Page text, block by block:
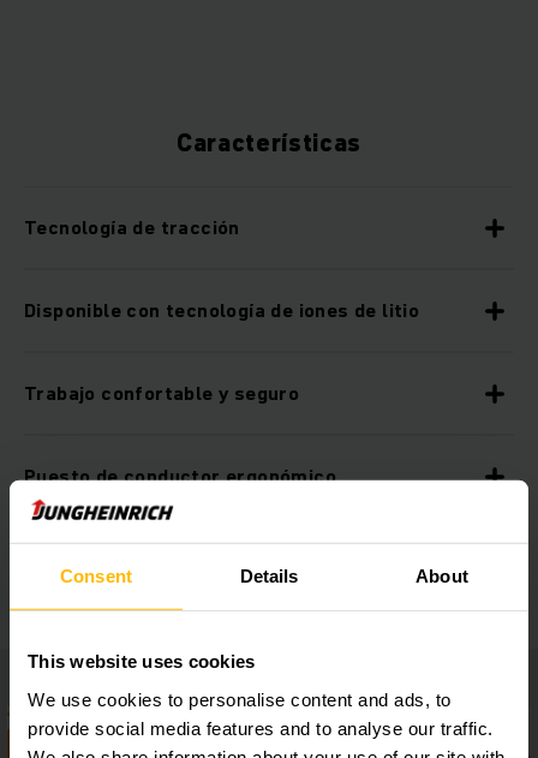
Consent Details About
This website uses cookies
We use cookies to personalise content and ads, to
provide social media features and to analyse our traffic.
Características
Tecnología de tracción
Disponible con tecnología de iones de litio
Trabajo confortable y seguro
Puesto de conductor ergonómico